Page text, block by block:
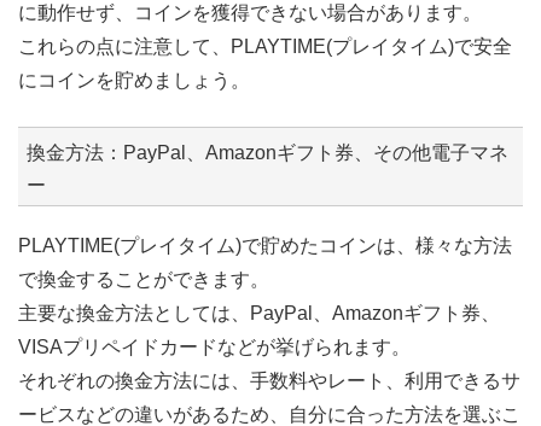
に動作せず、コインを獲得できない場合があります。
これらの点に注意して、PLAYTIME(プレイタイム)で安全
にコインを貯めましょう。
換金方法：PayPal、Amazonギフト券、その他電子マネ
ー
PLAYTIME(プレイタイム)で貯めたコインは、様々な方法
で換金することができます。
主要な換金方法としては、PayPal、Amazonギフト券、
VISAプリペイドカードなどが挙げられます。
それぞれの換金方法には、手数料やレート、利用できるサ
ービスなどの違いがあるため、自分に合った方法を選ぶこ